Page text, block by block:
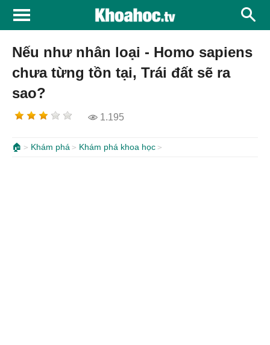
Nếu như nhân loại - Homo sapiens
chưa từng tồn tại, Trái đất sẽ ra
sao?
1.195
🏠 Khám phá Khám phá khoa học